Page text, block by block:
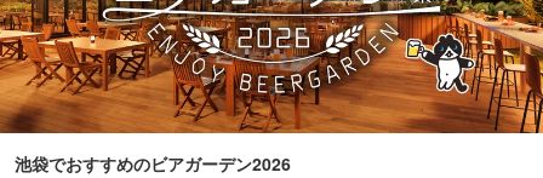
池袋でおすすめのビアガーデン2026